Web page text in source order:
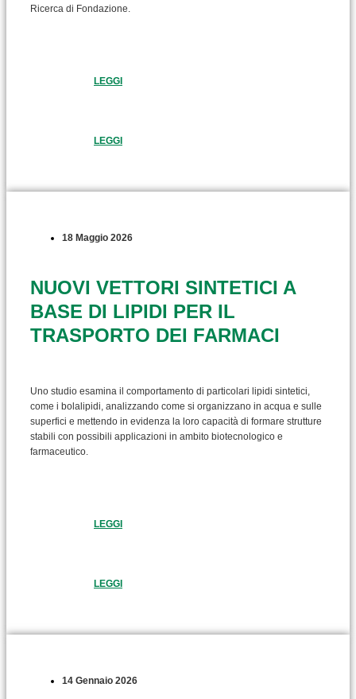
Ricerca di Fondazione.
LEGGI
LEGGI
18 Maggio 2026
NUOVI VETTORI SINTETICI A
BASE DI LIPIDI PER IL
TRASPORTO DEI FARMACI
Uno studio esamina il comportamento di particolari lipidi sintetici,
come i bolalipidi, analizzando come si organizzano in acqua e sulle
superfici e mettendo in evidenza la loro capacità di formare strutture
stabili con possibili applicazioni in ambito biotecnologico e
farmaceutico.
LEGGI
LEGGI
14 Gennaio 2026